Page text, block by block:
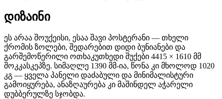
დიზაინი
ეს არაა შოუქეისი, ესაა შავი პოსტერანი — თხელი
ქრომის ზოლები, შედარებით დიდი ბუნიანები და
გარშემოწერილი ოთხაკუთხედი შუქები 4415 × 1610 მმ
შოკკასკეპზე. სიმაღლე 1390 მმ-ია, წონა კი მხოლოდ 1020
კგ — ყველა პანელი დაძაბული და მინიმალისტური
გამოიყურება, ანაზღაურება კი მაშინდელ აჭარელი
დუბბერულზე სჯობდა.